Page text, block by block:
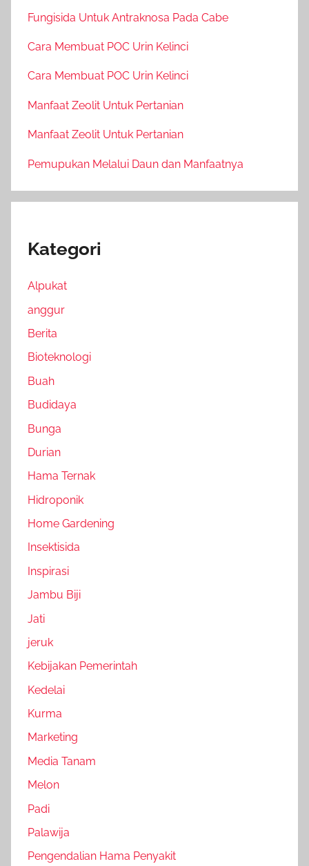
Fungisida Untuk Antraknosa Pada Cabe
Cara Membuat POC Urin Kelinci
Cara Membuat POC Urin Kelinci
Manfaat Zeolit Untuk Pertanian
Manfaat Zeolit Untuk Pertanian
Pemupukan Melalui Daun dan Manfaatnya
Kategori
Alpukat
anggur
Berita
Bioteknologi
Buah
Budidaya
Bunga
Durian
Hama Ternak
Hidroponik
Home Gardening
Insektisida
Inspirasi
Jambu Biji
Jati
jeruk
Kebijakan Pemerintah
Kedelai
Kurma
Marketing
Media Tanam
Melon
Padi
Palawija
Pengendalian Hama Penyakit